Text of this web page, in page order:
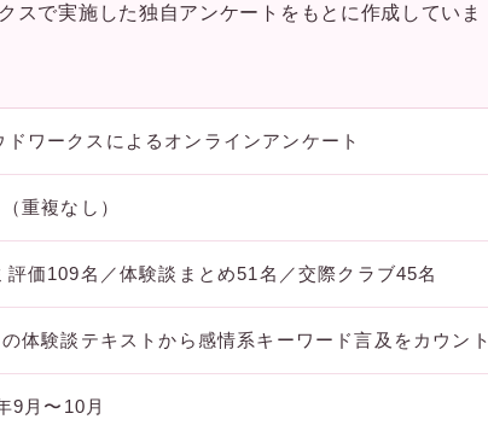
スで実施した独自アンケートをもとに作成していま
ドワークスによるオンラインアンケート
重複なし）
評価109名／体験談まとめ51名／交際クラブ45名
体験談テキストから感情系キーワード言及をカウント
9月〜10月